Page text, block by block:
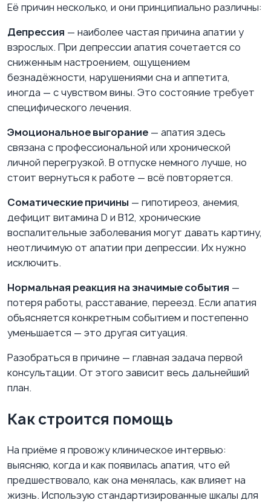
Её причин несколько, и они принципиально различны:
Депрессия — наиболее частая причина апатии у
взрослых. При депрессии апатия сочетается со
сниженным настроением, ощущением
безнадёжности, нарушениями сна и аппетита,
иногда — с чувством вины. Это состояние требует
специфического лечения.
Эмоциональное выгорание — апатия здесь
связана с профессиональной или хронической
личной перегрузкой. В отпуске немного лучше, но
стоит вернуться к работе — всё повторяется.
Соматические причины — гипотиреоз, анемия,
дефицит витамина D и B12, хронические
воспалительные заболевания могут давать картину,
неотличимую от апатии при депрессии. Их нужно
исключить.
Нормальная реакция на значимые события —
потеря работы, расставание, переезд. Если апатия
объясняется конкретным событием и постепенно
уменьшается — это другая ситуация.
Разобраться в причине — главная задача первой
консультации. От этого зависит весь дальнейший
план.
Как строится помощь
На приёме я провожу клиническое интервью:
выясняю, когда и как появилась апатия, что ей
предшествовало, как она менялась, как влияет на
жизнь. Использую стандартизированные шкалы для